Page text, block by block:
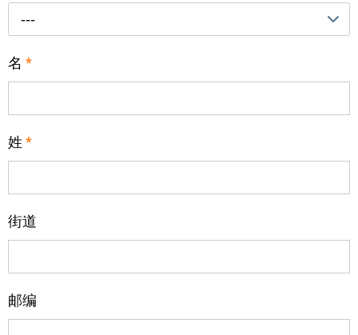
---
名 *
姓 *
街道
邮编